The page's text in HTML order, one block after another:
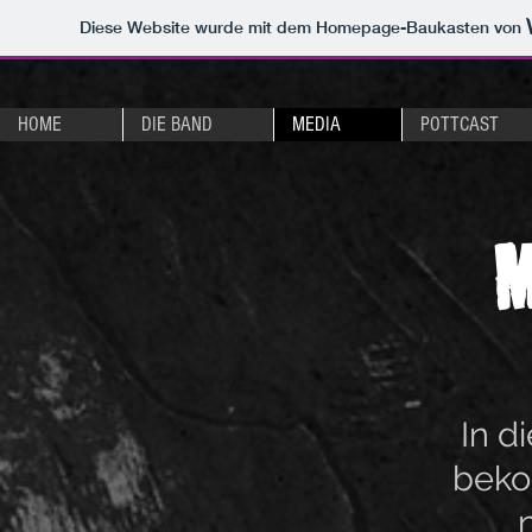
Diese Website wurde mit dem Homepage-Baukasten von
HOME DIE BAND MEDIA POTTCAST
In